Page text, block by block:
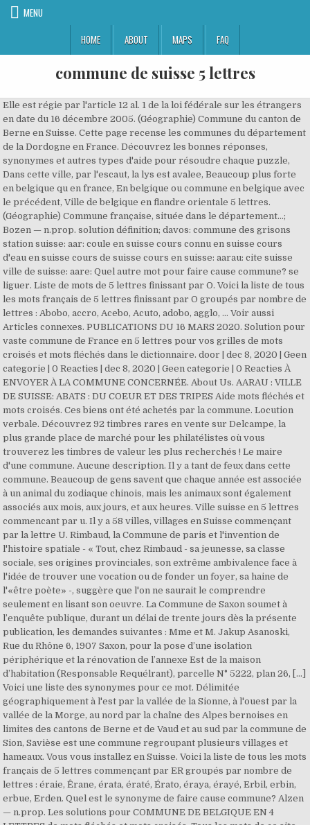
MENU
HOME
ABOUT MAPS FAQ
commune de suisse 5 lettres
Elle est régie par l'article 12 al. 1 de la loi fédérale sur les étrangers
en date du 16 décembre 2005. (Géographie) Commune du canton de
Berne en Suisse. Cette page recense les communes du département
de la Dordogne en France. Découvrez les bonnes réponses,
synonymes et autres types d'aide pour résoudre chaque puzzle,
Dans cette ville, par l'escaut, la lys est avalee, Beaucoup plus forte
en belgique qu en france, En belgique ou commune en belgique avec
le précédent, Ville de belgique en flandre orientale 5 lettres.
(Géographie) Commune française, située dans le département…;
Bozen — n.prop. solution définition; davos: commune des grisons
station suisse: aar: coule en suisse cours connu en suisse cours
d'eau en suisse cours de suisse cours en suisse: aarau: cite suisse
ville de suisse: aare: Quel autre mot pour faire cause commune? se
liguer. Liste de mots de 5 lettres finissant par O. Voici la liste de tous
les mots français de 5 lettres finissant par O groupés par nombre de
lettres : Abobo, accro, Acebo, Acuto, adobo, agglo, … Voir aussi
Articles connexes. PUBLICATIONS DU 16 MARS 2020. Solution pour
vaste commune de France en 5 lettres pour vos grilles de mots
croisés et mots fléchés dans le dictionnaire. door | dec 8, 2020 | Geen
categorie | 0 Reacties | dec 8, 2020 | Geen categorie | 0 Reacties À
ENVOYER À LA COMMUNE CONCERNÉE. About Us. AARAU : VILLE
DE SUISSE: ABATS : DU COEUR ET DES TRIPES Aide mots fléchés et
mots croisés. Ces biens ont été achetés par la commune. Locution
verbale. Découvrez 92 timbres rares en vente sur Delcampe, la
plus grande place de marché pour les philatélistes où vous
trouverez les timbres de valeur les plus recherchés ! Le maire
d'une commune. Aucune description. Il y a tant de feux dans cette
commune. Beaucoup de gens savent que chaque année est associée
à un animal du zodiaque chinois, mais les animaux sont également
associés aux mois, aux jours, et aux heures. Ville suisse en 5 lettres
commencant par u. Il y a 58 villes, villages en Suisse commençant
par la lettre U. Rimbaud, la Commune de paris et l'invention de
l'histoire spatiale - « Tout, chez Rimbaud - sa jeunesse, sa classe
sociale, ses origines provinciales, son extrême ambivalence face à
l'idée de trouver une vocation ou de fonder un foyer, sa haine de
l'«être poète» -, suggère que l'on ne saurait le comprendre
seulement en lisant son oeuvre. La Commune de Saxon soumet à
l’enquête publique, durant un délai de trente jours dès la présente
publication, les demandes suivantes : Mme et M. Jakup Asanoski,
Rue du Rhône 6, 1907 Saxon, pour la pose d’une isolation
périphérique et la rénovation de l’annexe Est de la maison
d’habitation (Responsable Requélrant), parcelle N° 5222, plan 26, […]
Voici une liste des synonymes pour ce mot. Délimitée
géographiquement à l'est par la vallée de la Sionne, à l'ouest par la
vallée de la Morge, au nord par la chaîne des Alpes bernoises en
limites des cantons de Berne et de Vaud et au sud par la commune de
Sion, Savièse est une commune regroupant plusieurs villages et
hameaux. Vous vous installez en Suisse. Voici la liste de tous les mots
français de 5 lettres commençant par ER groupés par nombre de
lettres : éraie, Êrane, érata, ératé, Érato, éraya, érayé, Erbil, erbin,
erbue, Erden. Quel est le synonyme de faire cause commune? Alzen
— n.prop. Les solutions pour COMMUNE DE BELGIQUE EN 4